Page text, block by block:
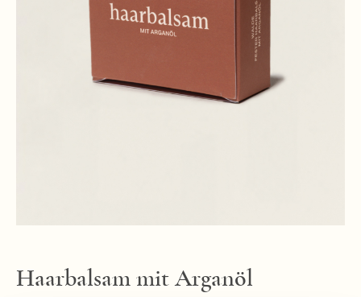
Haarbalsam mit Arganöl